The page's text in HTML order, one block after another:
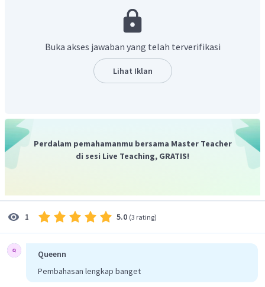
C17 ke atas berwujud padat
titik didihnya.
Adanya rantai cabang pada senyawa alkana
menurunkan titik didihnya, semakin banyak cabang,
sukar larut dalam air.
Alkana lebih ringan dari air.
Jadi, 3 sifat fisis alkana antara lain senyawa alkana
pelarut organik.
Buka akses jawaban yang telah terverifikasi
Lihat Iklan
Perdalam pemahamanmu bersama Master Teacher
di sesi Live Teaching, GRATIS!
1 5.0 (3 rating)
Queenn
Pembahasan lengkap banget